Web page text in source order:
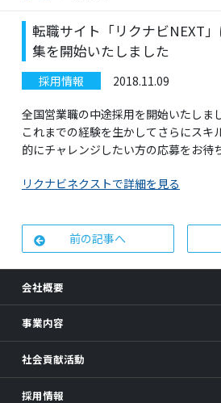
転職サイト「リクナビNEXT
集を開始いたしました
採用情報 2018.11.09
全国営業職の中途採用を開始いたしま
これまでの経験を生かしてさらにスキ
的にチャレンジしたい方の応募をお待
リクナビネクストで詳細を見る
前の記事へ
会社概要
事業内容
社会貢献活動
採用情報